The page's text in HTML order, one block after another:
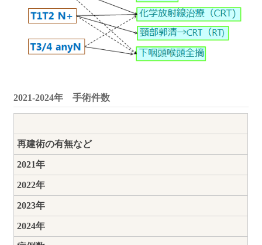
2021-2024年 手術件数
再建術の有無など
2021年
2022年
2023年
2024年